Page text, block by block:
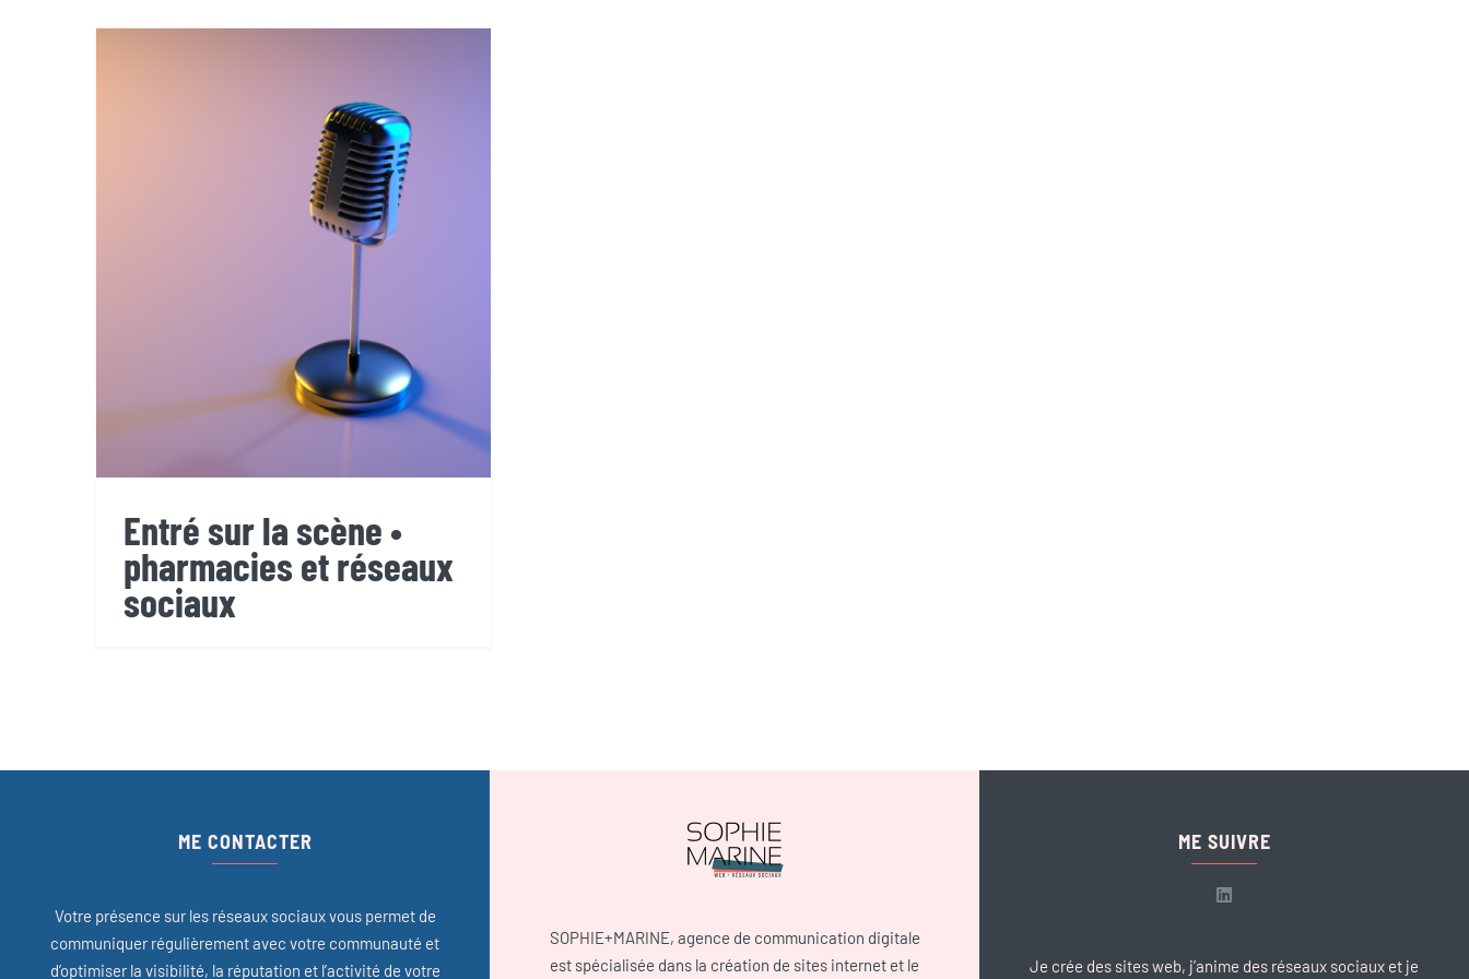
Entré sur la scène •
pharmacies et réseaux
Entré sur la scène •
pharmacies et réseaux
sociaux
ME CONTACTER
Votre présence sur les réseaux sociaux vous permet de
communiquer régulièrement avec votre communauté et
d’optimiser la visibilité, la réputation et l’activité de votre
SOPHIE+MARINE, agence de communication digitale
est spécialisée dans la création de sites internet et le
ME SUIVRE
Je crée des sites web, j’anime des réseaux sociaux et je